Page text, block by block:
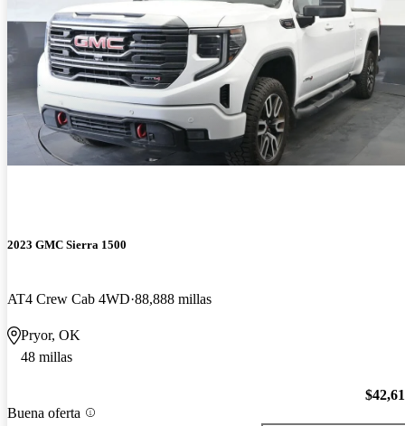
2023 GMC Sierra 1500
AT4 Crew Cab 4WD 88,888 millas
Pryor, OK
48 millas
Buena oferta